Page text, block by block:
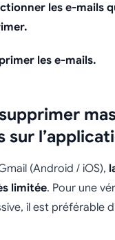
les e-mails
les e-mails.
sur
(Android / iOS),
limitée. Pour une
il est préférable